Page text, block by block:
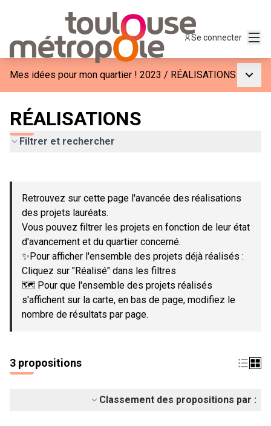
Se connecter
Mes idées pour mon quartier ! 2023 / RÉALISATIONS
RÉALISATIONS
Filtrer et rechercher
−
Retrouvez sur cette page l'avancée des réalisations
des projets lauréats.
Vous pouvez filtrer les projets en fonction de leur état
d'avancement et du quartier concerné.
✨Pour afficher l'ensemble des projets déjà réalisés :
Cliquez sur "Réalisé" dans les filtres
🗺️ Pour que l'ensemble des projets réalisés
s'affichent sur la carte, en bas de page, modifiez le
nombre de résultats par page.
3 propositions
Classement des propositions par :